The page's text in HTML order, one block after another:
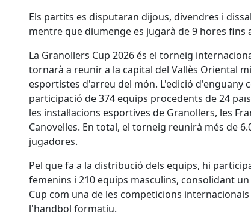
Els partits es disputaran dijous, divendres i
mentre que diumenge es jugarà de 9 hores fins
La Granollers Cup 2026 és el torneig
tornarà a reunir a la capital del Vallès Oriental
esportistes d'arreu del món. L'edició d'enguany
participació de 374 equips procedents de 24
les instal·lacions esportives de Granollers, les
Canovelles. En total, el torneig reunirà més de
jugadores.
Pel que fa a la distribució dels equips, hi
femenins i 210 equips masculins, consolidant
Cup com una de les competicions
l'handbol formatiu.